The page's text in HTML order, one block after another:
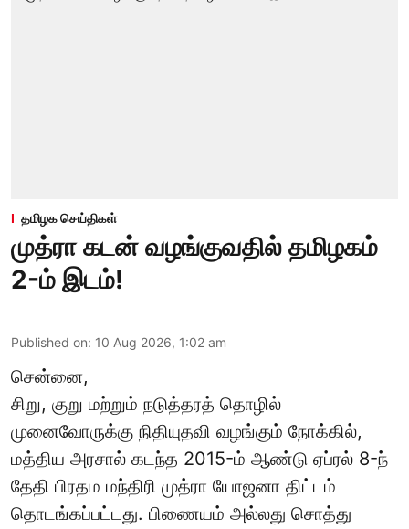
தமிழக செய்திகள்
முத்ரா கடன் வழங்குவதில் தமிழகம்
2-ம் இடம்!
Published on: 10 Aug 2026, 1:02 am
சென்னை,
சிறு, குறு மற்றும் நடுத்தரத் தொழில்
முனைவோருக்கு நிதியுதவி வழங்கும் நோக்கில்,
மத்திய அரசால் கடந்த 2015-ம் ஆண்டு ஏப்ரல் 8-ந்
தேதி பிரதம மந்திரி முத்ரா யோஜனா திட்டம்
தொடங்கப்பட்டது. பிணையம் அல்லது சொத்து